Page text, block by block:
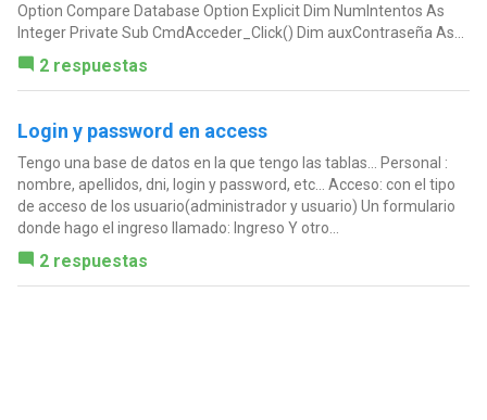
Option Compare Database Option Explicit Dim NumIntentos As
Integer Private Sub CmdAcceder_Click() Dim auxContraseña As...
2 respuestas
Login y password en access
Tengo una base de datos en la que tengo las tablas... Personal :
nombre, apellidos, dni, login y password, etc... Acceso: con el tipo
de acceso de los usuario(administrador y usuario) Un formulario
donde hago el ingreso llamado: Ingreso Y otro...
2 respuestas